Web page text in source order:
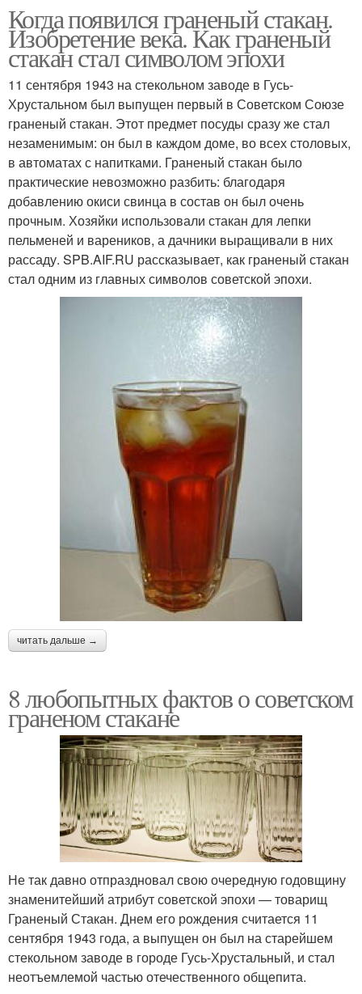
Когда появился граненый стакан.
Изобретение века. Как граненый
стакан стал символом эпохи
11 сентября 1943 на стекольном заводе в Гусь-
Хрустальном был выпущен первый в Советском Союзе
граненый стакан. Этот предмет посуды сразу же стал
незаменимым: он был в каждом доме, во всех столовых,
в автоматах с напитками. Граненый стакан было
практические невозможно разбить: благодаря
добавлению окиси свинца в состав он был очень
прочным. Хозяйки использовали стакан для лепки
пельменей и вареников, а дачники выращивали в них
рассаду. SPB.AIF.RU рассказывает, как граненый стакан
стал одним из главных символов советской эпохи.
читать дальше →
8 любопытных фактов о советском
граненом стакане
Не так давно отпраздновал свою очередную годовщину
знаменитейший атрибут советской эпохи — товарищ
Граненый Стакан. Днем его рождения считается 11
сентября 1943 года, а выпущен он был на старейшем
стекольном заводе в городе Гусь-Хрустальный, и стал
неотъемлемой частью отечественного общепита.